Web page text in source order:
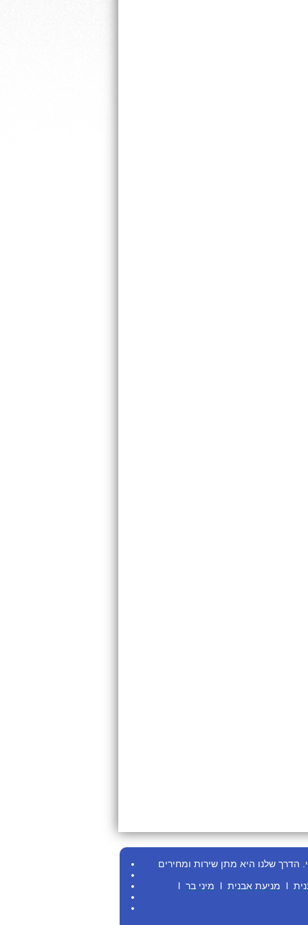
הדרך שלנו היא מתן שירות ומחירים
מניעת אבנית מיני בר l